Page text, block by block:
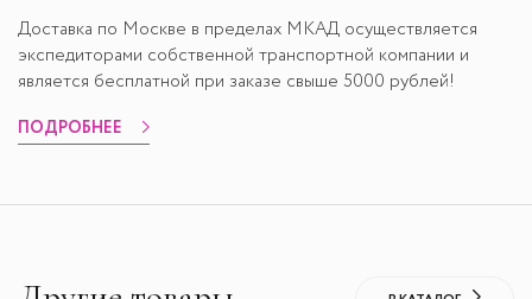
Доставка по Москве в пределах МКАД осуществляется
экспедиторами собственной транспортной компании и
является бесплатной при заказе свыше 5000 рублей!
ПОДРОБНЕЕ